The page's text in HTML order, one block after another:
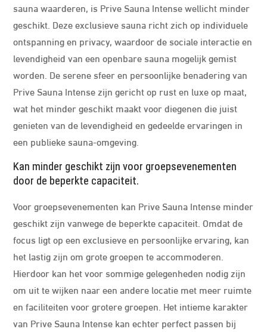
sauna waarderen, is Prive Sauna Intense wellicht minder
geschikt. Deze exclusieve sauna richt zich op individuele
ontspanning en privacy, waardoor de sociale interactie en
levendigheid van een openbare sauna mogelijk gemist
worden. De serene sfeer en persoonlijke benadering van
Prive Sauna Intense zijn gericht op rust en luxe op maat,
wat het minder geschikt maakt voor diegenen die juist
genieten van de levendigheid en gedeelde ervaringen in
een publieke sauna-omgeving.
Kan minder geschikt zijn voor groepsevenementen
door de beperkte capaciteit.
Voor groepsevenementen kan Prive Sauna Intense minder
geschikt zijn vanwege de beperkte capaciteit. Omdat de
focus ligt op een exclusieve en persoonlijke ervaring, kan
het lastig zijn om grote groepen te accommoderen.
Hierdoor kan het voor sommige gelegenheden nodig zijn
om uit te wijken naar een andere locatie met meer ruimte
en faciliteiten voor grotere groepen. Het intieme karakter
van Prive Sauna Intense kan echter perfect passen bij